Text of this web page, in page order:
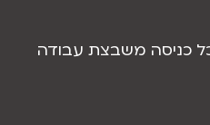
כניסה משבצת עבודה